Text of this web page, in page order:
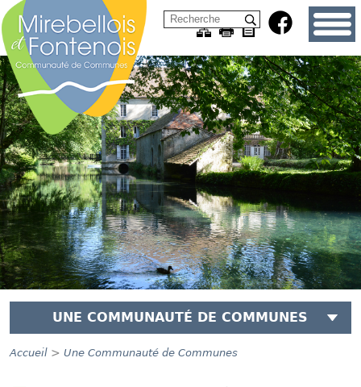
UNE COMMUNAUTÉ DE COMMUNES
Accueil> Une Communauté de Communes